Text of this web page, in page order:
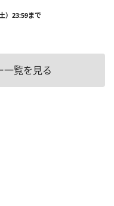
）23:59まで
一覧を見る